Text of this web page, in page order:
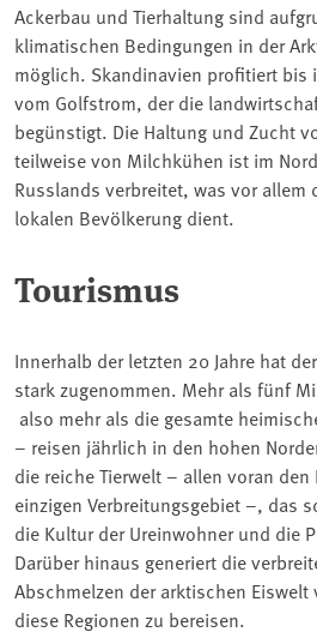
Ackerbau und Tierhaltung sind
klimatischen Bedingungen in der
möglich. Skandinavien profitiert bis
vom Golfstrom, der die
begünstigt. Die Haltung und Zucht
teilweise von Milchkühen ist im
Russlands verbreitet, was vor allem
lokalen Bevölkerung dient.
Tourismus
Innerhalb der letzten 20 Jahre hat
stark zugenommen. Mehr als fünf
also mehr als die gesamte
– reisen jährlich in den hohen
die reiche Tierwelt – allen voran den
einzigen Verbreitungsgebiet –, das
die Kultur der Ureinwohner und die
Darüber hinaus generiert die
Abschmelzen der arktischen
diese Regionen zu bereisen.